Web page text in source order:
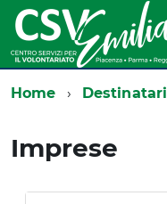
Home Destinatari
Imprese